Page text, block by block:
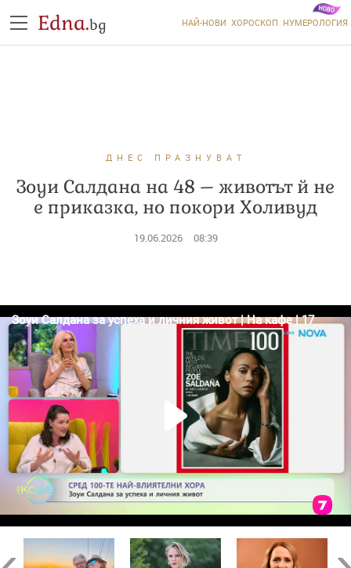
Edna.bg НАЙ-НОВИ ХОРОСКОП НУМЕРОЛОГИЯ
ДНЕС ПРАЗНУВАТ
Зоуи Салдана на 48 – животът й не
е приказка, но покори Холивуд
19.06.2026 08:39